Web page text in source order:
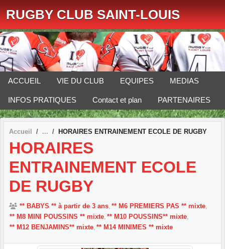
RUGBY CLUB SAINT-LOUIS
ACCUEIL VIE DU CLUB EQUIPES MEDIAS
INFOS PRATIQUES Contact et plan PARTENAIRES
Accueil HORAIRES ENTRAINEMENT ECOLE DE RUGBY
HORAIRES
ENTRAINEMENT ECOLE
DE RUGBY
** BABYS ** à partir de 3 ans ** M6 PREMIERS PAS ** mixte
** M8 MINI POUSSINS ** mixte ** M10 POUSSINS** mixte
** M12 BENJAMINS** mixte ** M14 MINIMES ** mixte